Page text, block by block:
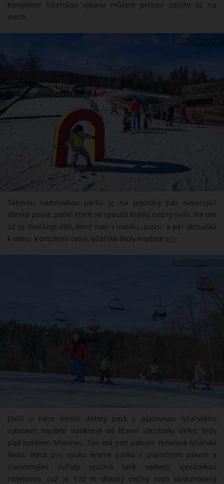
kompletní lyžařskou výbavu můžete prckovi zajistit až na
místě.
Takovou nadstavbou parku je na pojízdný pás navazující
dětská poma, podél které se spouští krátký cvičný svah. Na ten
už se dostávají děti, které mají v malíku „pizzu“ a pár obloučků
k tomu. Kompletní ceník lyžařské školy najdete zde.
Další o něco menší dětský park s půjčovnou lyžařského
vybavení najdete odděleně od hlavní sjezdovky Velké, tedy
pod hotelem Monínec. Ten má pod palcem Hotelová lyžařská
škola, která pro výuku kromě parku s pojízdným pásem a
slalomovými zvířaty využívá také vedlejší sjezdovkou
Hotelovou, což je 170 m dlouhý cvičný svah obsluhovaný